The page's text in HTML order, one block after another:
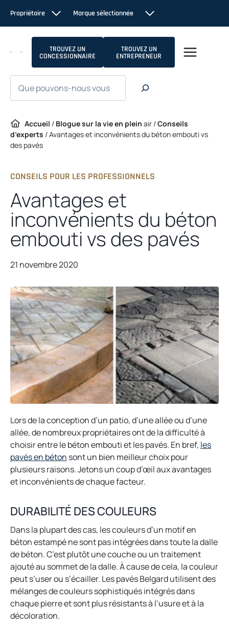
contenu
Propriétaire Marque sélectionnée
TROUVEZ UN
CONCESSIONNAIRE
TROUVEZ UN
ENTREPRENEUR
Accueil / Blogue sur la vie en plein air /Conseils
d’experts /Avantages et inconvénients du béton embouti vs
des pavés
CONSEILS POUR LES PROFESSIONNELS
Avantages et
inconvénients du béton
embouti vs des pavés
21 novembre 2020
Lors de la conception d’un patio, d’une allée ou d’une
allée, de nombreux propriétaires ont de la difficulté à
choisir entre le béton embouti et les pavés. En bref, les
pavés en béton sont un bien meilleur choix pour
plusieurs raisons. Jetons un coup d’œil aux avantages
et inconvénients de chaque facteur.
DURABILITÉ DES COULEURS
Dans la plupart des cas, les couleurs d’un motif en
béton estampé ne sont pas intégrées dans toute la dalle
de béton. C’est plutôt une couche ou un traitement
ajouté au sommet de la dalle. À cause de cela, la couleur
peut s’user ou s’écailler. Les pavés Belgard utilisent des
mélanges de couleurs sophistiqués intégrés dans
chaque pierre et sont plus résistants à l’usure et à la
décoloration.